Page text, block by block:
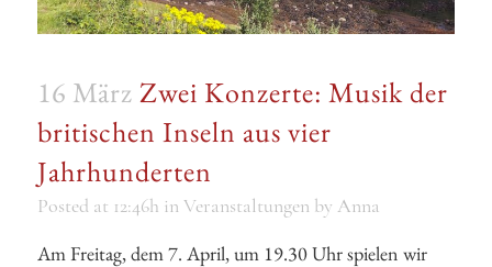
16 März Zwei Konzerte: Musik der
britischen Inseln aus vier
Jahrhunderten
Posted at 12:46h in Veranstaltungen by Anna
Am Freitag, dem 7. April, um 19.30 Uhr spielen wir